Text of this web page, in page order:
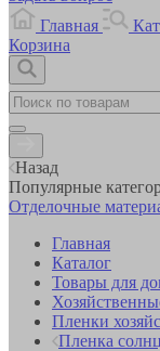
Главная
Корзина
Назад
Популярные
Отделочные
Главная
Каталог
Товары для
Пленки
Пленка